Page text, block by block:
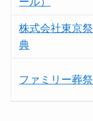
株式会社東京祭
典
ファミリー葬祭